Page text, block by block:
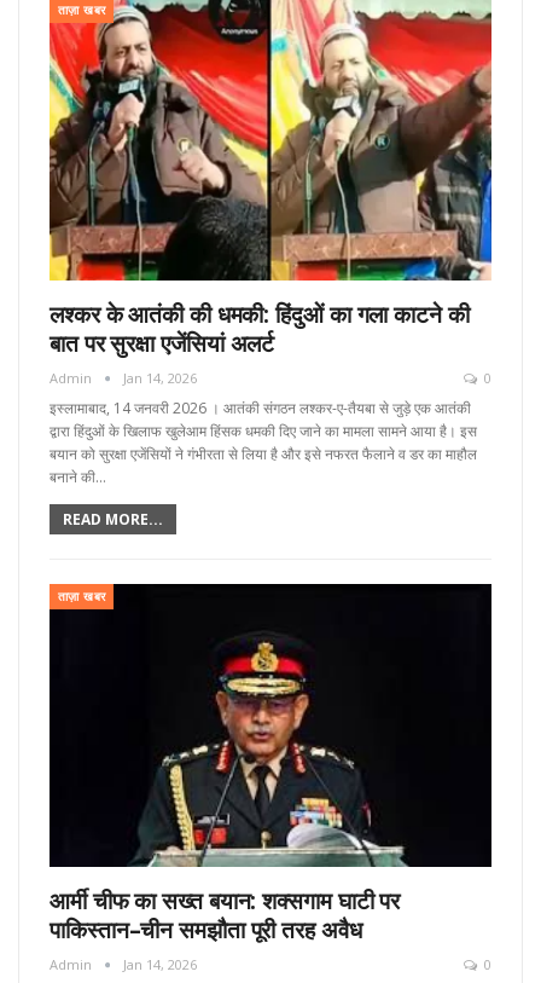
ताज़ा खबर
लश्कर के आतंकी की धमकी: हिंदुओं का गला काटने की
बात पर सुरक्षा एजेंसियां अलर्ट
Admin Jan 14, 2026 0
इस्लामाबाद, 14 जनवरी 2026 । आतंकी संगठन लश्कर-ए-तैयबा से जुड़े एक आतंकी
द्वारा हिंदुओं के खिलाफ खुलेआम हिंसक धमकी दिए जाने का मामला सामने आया है। इस
बयान को सुरक्षा एजेंसियों ने गंभीरता से लिया है और इसे नफरत फैलाने व डर का माहौल
बनाने की…
READ MORE...
ताज़ा खबर
आर्मी चीफ का सख्त बयान: शक्सगाम घाटी पर
पाकिस्तान–चीन समझौता पूरी तरह अवैध
Admin Jan 14, 2026 0